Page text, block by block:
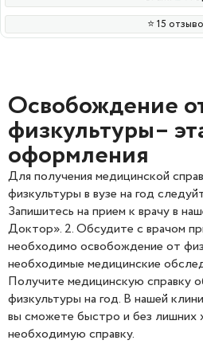
⭐️ 15
Освобождение
физкультуры–
оформления
Для получения медицинской
физкультуры в вузе на год
Запишитесь на прием к врачу в
Доктор». 2. Обсудите с врачом
необходимо освобождение от
необходимые медицинские
Получите медицинскую справку
физкультуры на год. В нашей
вы сможете быстро и без лишних
необходимую справку.